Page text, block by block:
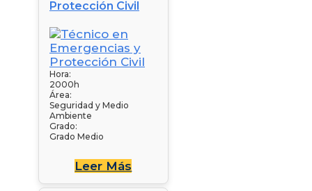
Protección Civil
Hora:
2000h
Área:
Seguridad y Medio
Ambiente
Grado:
Grado Medio
Leer Más